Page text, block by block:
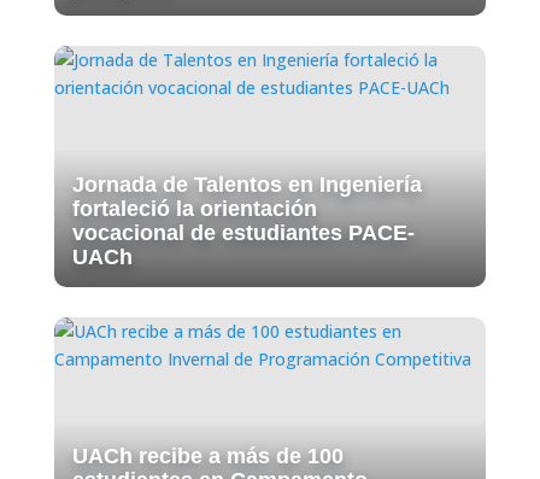
Jornada de Talentos en Ingeniería
fortaleció la orientación
vocacional de estudiantes PACE-
UACh
UACh recibe a más de 100